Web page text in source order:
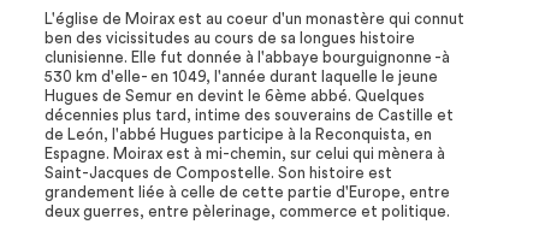
L'église de Moirax est au coeur d'un monastère qui connut
ben des vicissitudes au cours de sa longues histoire
clunisienne. Elle fut donnée à l'abbaye bourguignonne -à
530 km d'elle- en 1049, l'année durant laquelle le jeune
Hugues de Semur en devint le 6ème abbé. Quelques
décennies plus tard, intime des souverains de Castille et
de León, l'abbé Hugues participe à la Reconquista, en
Espagne. Moirax est à mi-chemin, sur celui qui mènera à
Saint-Jacques de Compostelle. Son histoire est
grandement liée à celle de cette partie d'Europe, entre
deux guerres, entre pèlerinage, commerce et politique.